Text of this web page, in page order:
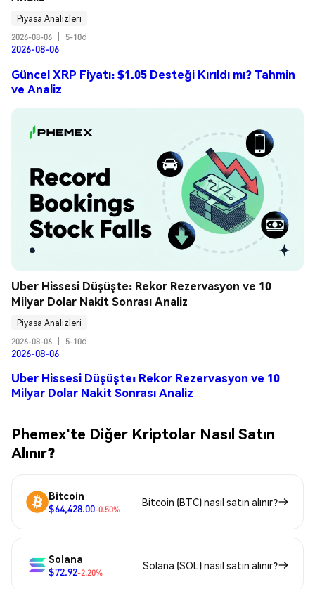
Piyasa Analizleri
2026-08-06
5-10d
2026-08-06
Güncel XRP Fiyatı: $1.05 Desteği Kırıldı mı? Tahmin
ve Analiz
Uber Hissesi Düşüşte: Rekor Rezervasyon ve 10
Milyar Dolar Nakit Sonrası Analiz
Piyasa Analizleri
2026-08-06
5-10d
2026-08-06
Uber Hissesi Düşüşte: Rekor Rezervasyon ve 10
Milyar Dolar Nakit Sonrası Analiz
Phemex'te Diğer Kriptolar Nasıl Satın
Alınır?
Bitcoin
$64,428.00-0.50%
Bitcoin (BTC) nasıl satın alınır?
Solana
$72.92-2.20%
Solana (SOL) nasıl satın alınır?